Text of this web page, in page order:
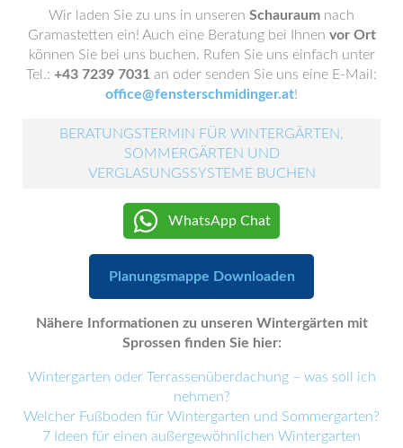
Wir laden Sie zu uns in unseren Schauraum nach
Gramastetten ein! Auch eine Beratung bei Ihnen vor Ort
können Sie bei uns buchen. Rufen Sie uns einfach unter
Tel.: +43 7239 7031 an oder senden Sie uns eine E-Mail:
office@fensterschmidinger.at!
BERATUNGSTERMIN FÜR WINTERGÄRTEN,
SOMMERGÄRTEN UND
VERGLASUNGSSYSTEME BUCHEN
WhatsApp Chat
Planungsmappe Downloaden
Nähere Informationen zu unseren Wintergärten mit
Sprossen finden Sie hier:
Wintergarten oder Terrassenüberdachung – was soll ich
nehmen?
Welcher Fußboden für Wintergarten und Sommergarten?
7 Ideen für einen außergewöhnlichen Wintergarten